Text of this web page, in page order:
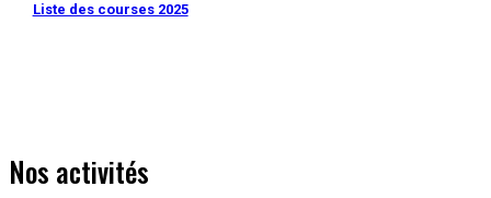
Liste des courses 2025
Nos activités